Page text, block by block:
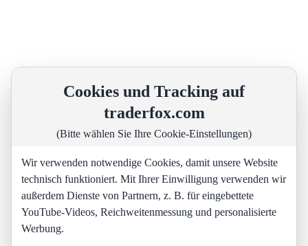
Cookies und Tracking auf
traderfox.com
(Bitte wählen Sie Ihre Cookie-Einstellungen)
Wir verwenden notwendige Cookies, damit unsere Website
technisch funktioniert. Mit Ihrer Einwilligung verwenden wir
außerdem Dienste von Partnern, z. B. für eingebettete
YouTube-Videos, Reichweitenmessung und personalisierte
Werbung.